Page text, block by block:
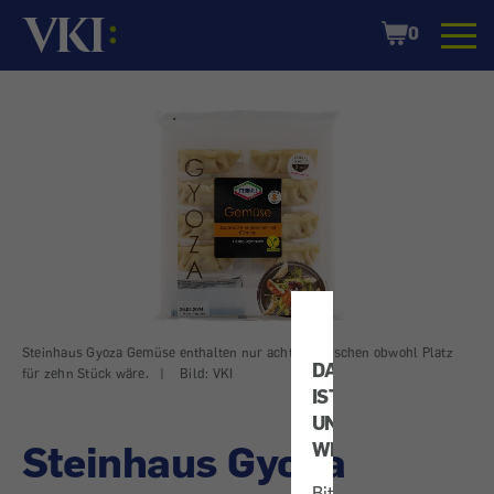
DATENSCHUTZ
IST
UNS
WICHTIG!
Startseite
Shopping
Cart
0
Steinhaus Gyoza Gemüse enthalten nur acht Teigtaschen obwohl Platz
für zehn Stück wäre.
| Bild: VKI
Steinhaus Gyoza